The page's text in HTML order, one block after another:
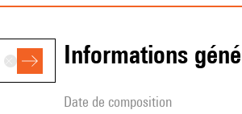
informations
date de composition